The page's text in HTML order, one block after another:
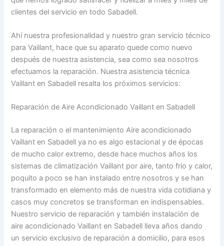
clientes del servicio en todo Sabadell.
Ahí nuestra profesionalidad y nuestro gran servicio técnico
para Vaillant, hace que su aparato quede como nuevo
después de nuestra asistencia, sea como sea nosotros
efectuamos la reparación. Nuestra asistencia técnica
Vaillant en Sabadell resalta los próximos servicios:
Reparación de Aire Acondicionado Vaillant en Sabadell
La reparación o el mantenimiento Aire acondicionado
Vaillant en Sabadell ya no es algo estacional y de épocas
de mucho calor extremo, desde hace muchos años los
sistemas de climatización Vaillant por aire, tanto frio y calor,
poquito a poco se han instalado entre nosotros y se han
transformado en elemento más de nuestra vida cotidiana y
casos muy concretos se transforman en indispensables.
Nuestro servicio de reparación y también instalación de
aire acondicionado Vaillant en Sabadell lleva años dando
un servicio exclusivo de reparación a domicilio, para esos